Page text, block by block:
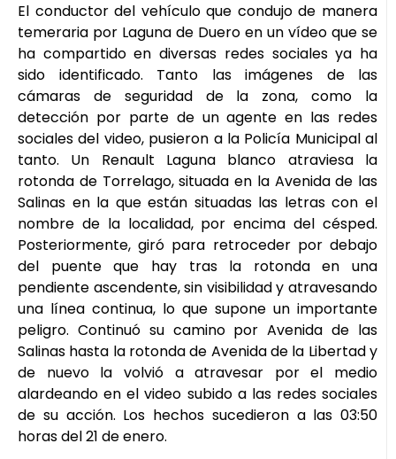
El conductor del vehículo que condujo de manera
temeraria por Laguna de Duero en un vídeo que se
ha compartido en diversas redes sociales ya ha
sido identificado. Tanto las imágenes de las
cámaras de seguridad de la zona, como la
detección por parte de un agente en las redes
sociales del video, pusieron a la Policía Municipal al
tanto. Un Renault Laguna blanco atraviesa la
rotonda de Torrelago, situada en la Avenida de las
Salinas en la que están situadas las letras con el
nombre de la localidad, por encima del césped.
Posteriormente, giró para retroceder por debajo
del puente que hay tras la rotonda en una
pendiente ascendente, sin visibilidad y atravesando
una línea continua, lo que supone un importante
peligro. Continuó su camino por Avenida de las
Salinas hasta la rotonda de Avenida de la Libertad y
de nuevo la volvió a atravesar por el medio
alardeando en el video subido a las redes sociales
de su acción. Los hechos sucedieron a las 03:50
horas del 21 de enero.